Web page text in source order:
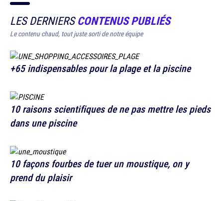
LES DERNIERSCONTENUS PUBLIÉS
Le contenu chaud, tout juste sorti de notre équipe
+65 indispensables pour la plage et la piscine
10 façons fourbes de tuer un moustique, on y
prend du plaisir
10 raisons scientifiques de ne pas mettre les pieds
dans une piscine